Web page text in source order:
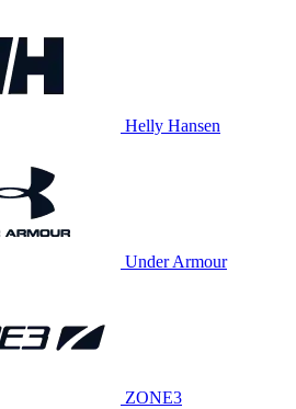
Helly Hansen
Under Armour
ZONE3